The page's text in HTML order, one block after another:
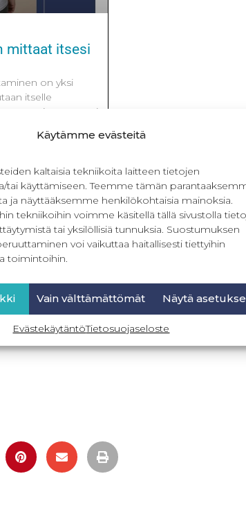
Käytämme evästeitä
kaltaisia tekniikoita laitteen tietojen
tai käyttämiseen. Teemme tämän
ja näyttääksemme henkilökohtaisia mainoksia.
tekniikoihin voimme käsitellä tällä sivustolla
tai yksilöllisiä tunnuksia. Suostumuksen
voi vaikuttaa haitallisesti tiettyihin
toimintoihin.
Vain välttämättömät Näytä
EvästekäytäntöTietosuojaseloste
mittaat itsesi
on yksi
itselle
tai
enemmän mittoja
käytetään myös
peruskaavoja.
olla liian pieni tai